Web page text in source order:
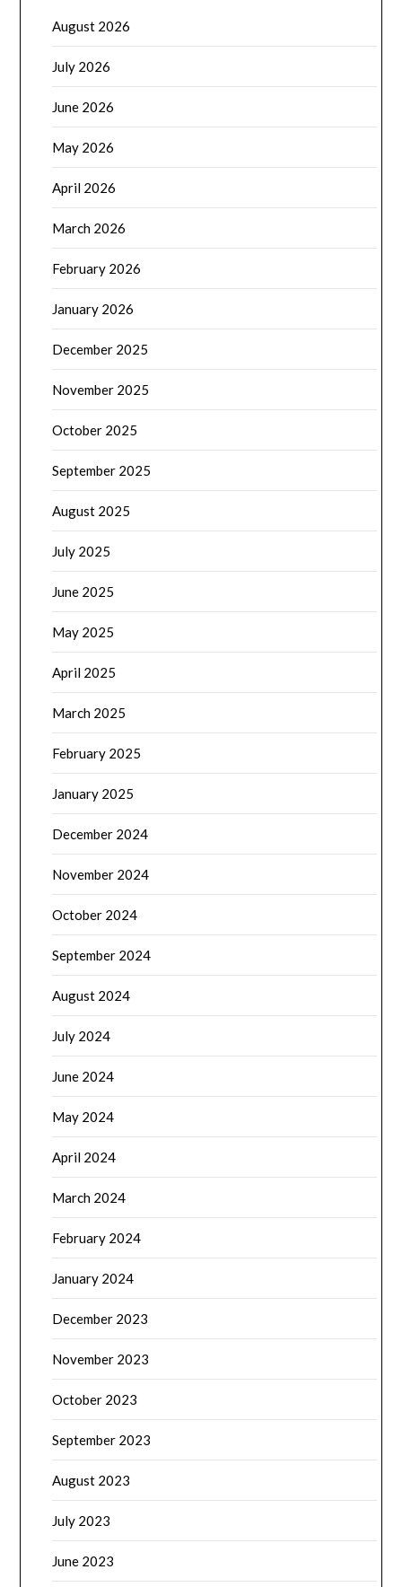
August 2026
July 2026
June 2026
May 2026
April 2026
March 2026
February 2026
January 2026
December 2025
November 2025
October 2025
September 2025
August 2025
July 2025
June 2025
May 2025
April 2025
March 2025
February 2025
January 2025
December 2024
November 2024
October 2024
September 2024
August 2024
July 2024
June 2024
May 2024
April 2024
March 2024
February 2024
January 2024
December 2023
November 2023
October 2023
September 2023
August 2023
July 2023
June 2023